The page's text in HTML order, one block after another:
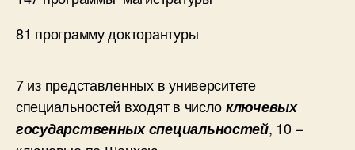
81 программу докторантуры
7 из представленных в университете
специальностей входят в числоключевых
государственных специальностей, 10 –